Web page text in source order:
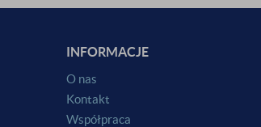
INFORMACJE
O nas
Kontakt
Współpraca